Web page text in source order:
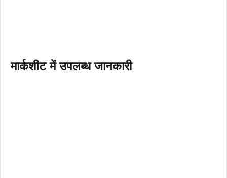
मार्कशीट में उपलब्ध जानकारी